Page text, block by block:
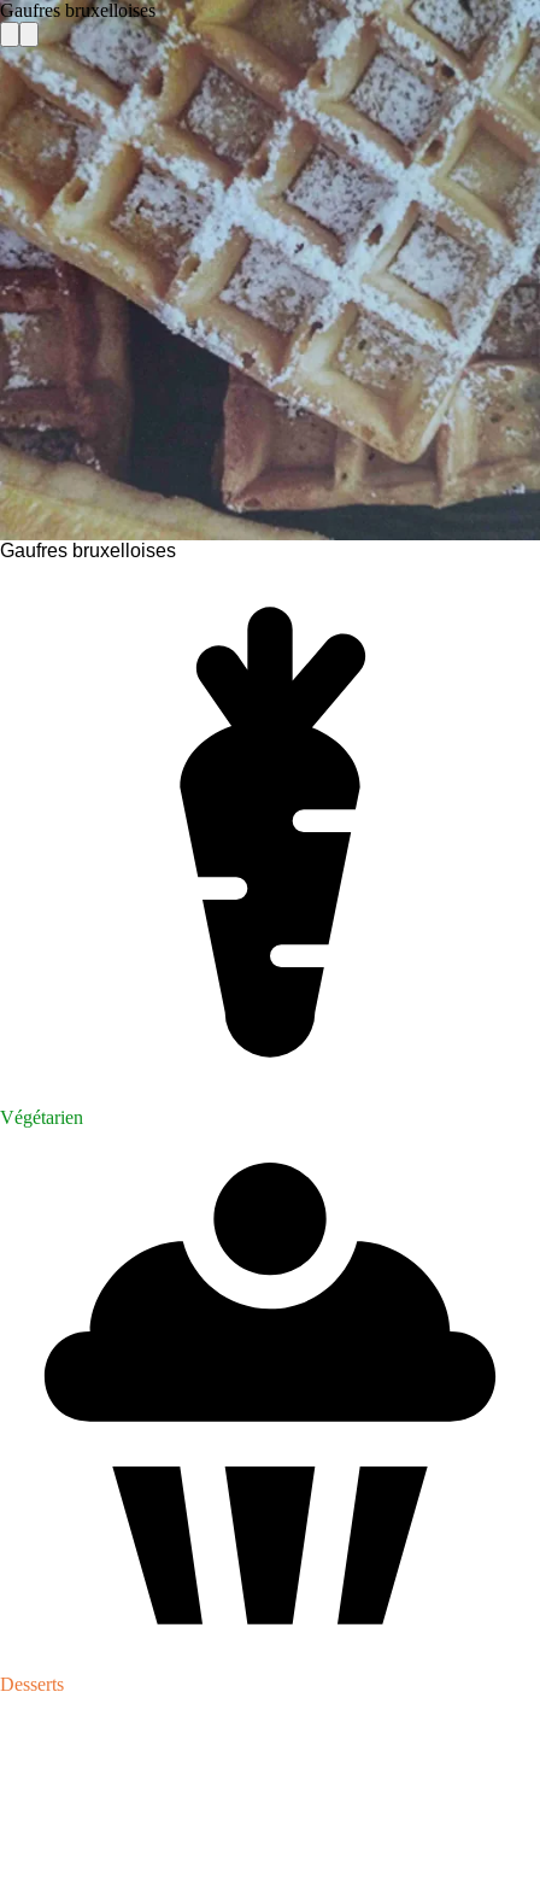
Gaufres bruxelloises
Gaufres bruxelloises
Végétarien
Desserts